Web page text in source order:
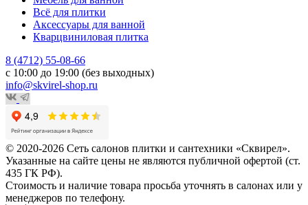
Всё для плитки
Аксессуары для ванной
Кварцвиниловая плитка
8 (4712) 55-08-66
с 10:00 до 19:00 (без выходных)
info@skvirel-shop.ru
© 2020-2026 Сеть салонов плитки и сантехники «Сквирел».
Указанные на сайте цены не являются публичной офертой (ст.
435 ГК РФ).
Стоимость и наличие товара просьба уточнять в салонах или у
менеджеров по телефону.